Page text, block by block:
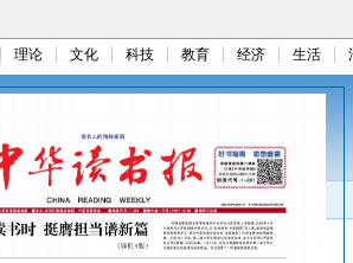
理论 文化 科技 教育 经济 生活